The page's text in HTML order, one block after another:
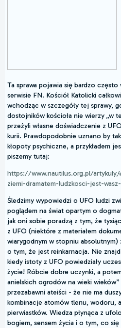
Ta sprawa pojawia się bardzo
serwisie FN. Kościół Katolicki
wchodząc w szczegóły tej sprawy,
dostojników kościoła nie wierzy „w
przeżyli własne doświadczenie z
kurii. Prawdopodobnie uznano by
kłopoty psychiczne, a przykładem
piszemy tutaj:
https://www.nautilus.org.pl/
ziemi-dramatem-ludzkosci-jest-
Śledzimy wypowiedzi o UFO ludzi
poglądem na świat opartym o
jak oni sobie poradzą z tym, że
z UFO (niektóre z materiałem
wiarygodnym w stopniu
o tym, że jest reinkarnacja. Nie
kiedy istoty z UFO powiedziały
życie! Róbcie dobre uczynki, a
anielskich ogrodów na wieki
przezabawni ateiści - że nie ma
kombinacje atomów tlenu, wodoru,
pierwiastków. Wiedza płynąca z
bogiem, sensem życia i o tym, co